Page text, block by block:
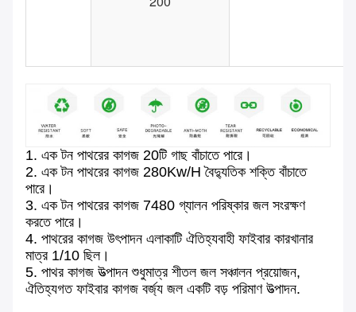
1. এক টন পাথরের কাগজ 20টি গাছ বাঁচাতে পারে।
2. এক টন পাথরের কাগজ 280Kw/H বৈদ্যুতিক শক্তি বাঁচাতে
পারে।
3. এক টন পাথরের কাগজ 7480 গ্যালন পরিষ্কার জল সংরক্ষণ
করতে পারে।
4. পাথরের কাগজ উৎপাদন এলাকাটি ঐতিহ্যবাহী ফাইবার কারখানার
মাত্র 1/10 ছিল।
5. পাথর কাগজ উত্পাদন শুধুমাত্র শীতল জল সঞ্চালন প্রয়োজন,
ঐতিহ্যগত ফাইবার কাগজ বর্জ্য জল একটি বড় পরিমাণ উত্পাদন.